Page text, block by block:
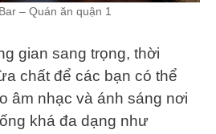
– Quán ăn quận 1
gian sang trọng, thời
chất để các bạn có thể
âm nhạc và ánh sáng nơi
khá đa dạng như